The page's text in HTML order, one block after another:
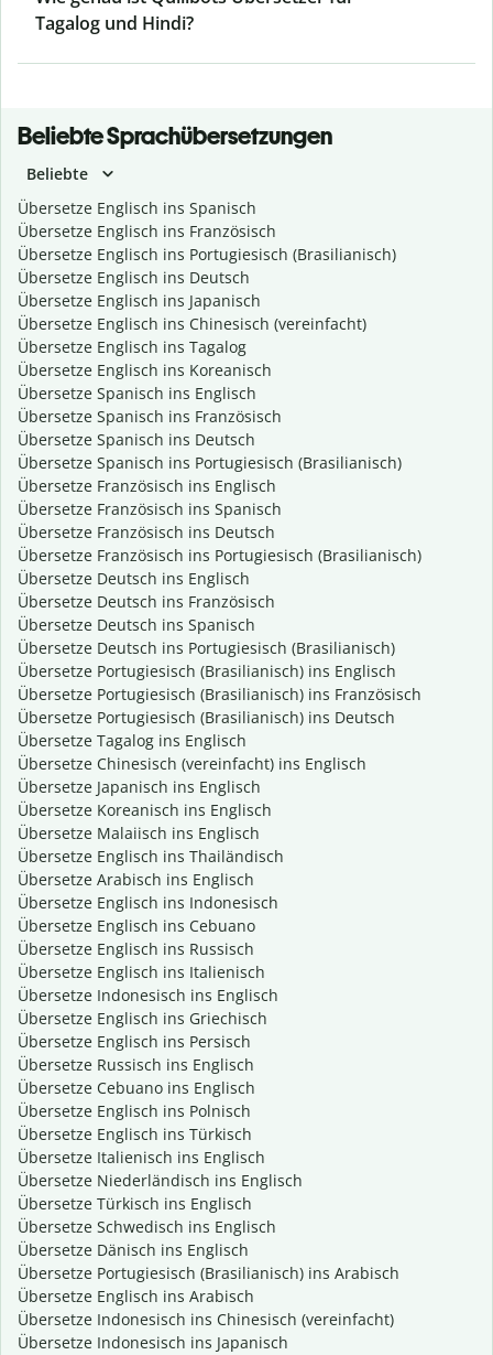
Tagalog und Hindi?
Beliebte Sprachübersetzungen
Beliebte
Übersetze Englisch ins Spanisch
Übersetze Englisch ins Französisch
Übersetze Englisch ins Portugiesisch (Brasilianisch)
Übersetze Englisch ins Deutsch
Übersetze Englisch ins Japanisch
Übersetze Englisch ins Chinesisch (vereinfacht)
Übersetze Englisch ins Tagalog
Übersetze Englisch ins Koreanisch
Übersetze Spanisch ins Englisch
Übersetze Spanisch ins Französisch
Übersetze Spanisch ins Deutsch
Übersetze Spanisch ins Portugiesisch (Brasilianisch)
Übersetze Französisch ins Englisch
Übersetze Französisch ins Spanisch
Übersetze Französisch ins Deutsch
Übersetze Französisch ins Portugiesisch (Brasilianisch)
Übersetze Deutsch ins Englisch
Übersetze Deutsch ins Französisch
Übersetze Deutsch ins Spanisch
Übersetze Deutsch ins Portugiesisch (Brasilianisch)
Übersetze Portugiesisch (Brasilianisch) ins Englisch
Übersetze Portugiesisch (Brasilianisch) ins Französisch
Übersetze Portugiesisch (Brasilianisch) ins Deutsch
Übersetze Tagalog ins Englisch
Übersetze Chinesisch (vereinfacht) ins Englisch
Übersetze Japanisch ins Englisch
Übersetze Koreanisch ins Englisch
Übersetze Malaiisch ins Englisch
Übersetze Englisch ins Thailändisch
Übersetze Arabisch ins Englisch
Übersetze Englisch ins Indonesisch
Übersetze Englisch ins Cebuano
Übersetze Englisch ins Russisch
Übersetze Englisch ins Italienisch
Übersetze Indonesisch ins Englisch
Übersetze Englisch ins Griechisch
Übersetze Englisch ins Persisch
Übersetze Russisch ins Englisch
Übersetze Cebuano ins Englisch
Übersetze Englisch ins Polnisch
Übersetze Englisch ins Türkisch
Übersetze Italienisch ins Englisch
Übersetze Niederländisch ins Englisch
Übersetze Türkisch ins Englisch
Übersetze Schwedisch ins Englisch
Übersetze Dänisch ins Englisch
Übersetze Portugiesisch (Brasilianisch) ins Arabisch
Übersetze Englisch ins Arabisch
Übersetze Indonesisch ins Chinesisch (vereinfacht)
Übersetze Indonesisch ins Japanisch